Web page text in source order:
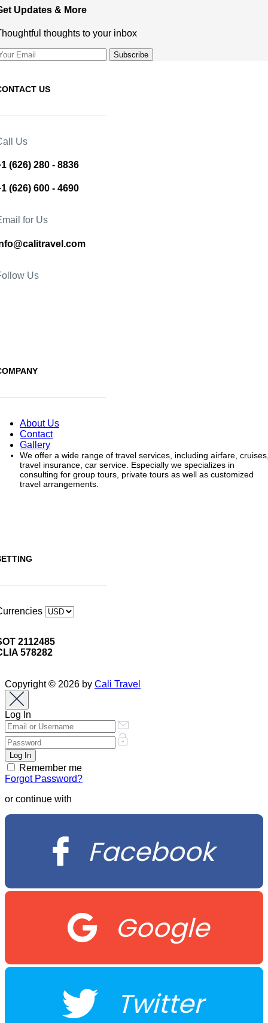
Updates & More
thoughts to your inbox
US
Us
(626) 280 - 8836
(626) 600 - 4690
for Us
Us
About Us
Contact
Gallery
We offer a wide range of travel services, including airfare,
travel insurance, car service. Especially we specializes in
consulting for group tours, private tours as well as customized
travel arrangements.
2112485
578282
Copyright © 2026 by Cali Travel
Log In
Remember me
Forgot Password?
or continue with
Facebook
Google
Twitter